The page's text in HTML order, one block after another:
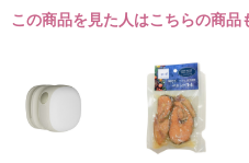
この商品を見た人はこちらの商品